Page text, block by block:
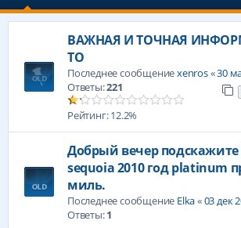
ВАЖНАЯ И ТОЧНАЯ
ТО
Последнее сообщениеxenros«30
Ответы:221
Рейтинг: 12.2%
Добрый вечер
sequoia 2010 год platinum
миль.
Последнее сообщение Elka«03 дек
Ответы:1